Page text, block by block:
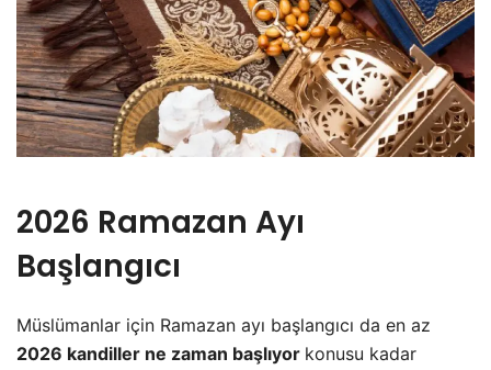
2026 Ramazan Ayı
Başlangıcı
Müslümanlar için Ramazan ayı başlangıcı da en az
2026 kandiller ne zaman başlıyor konusu kadar